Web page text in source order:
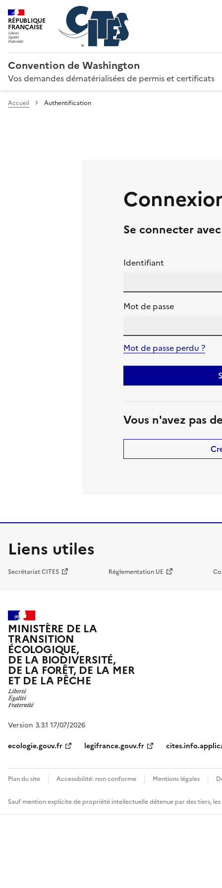
RÉPUBLIQUE
FRANÇAISE
Convention de Washington
Vos demandes dématérialisées de permis et certificats
Accueil Authentification
Se connecter
Identifiant
Mot de passe
Mot de passe perdu ?
Vous n'avez pas
Liens utiles
Secrétariat CITES Réglementation UE
MINISTÈRE DE LA
TRANSITION
ÉCOLOGIQUE,
DE LA BIODIVERSITÉ,
DE LA FORÊT, DE LA MER
ET DE LA PÊCHE
Version 3.3.1 17/07/2026
ecologie.gouv.fr
legifrance.gouv.fr
Plan du site Accessibilité: non conforme Mentions légales
Sauf mention explicite de propriété intellectuelle détenue par des tiers,